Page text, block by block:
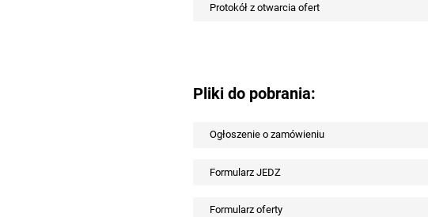
Protokół z otwarcia ofert
Pliki do pobrania:
Ogłoszenie o zamówieniu
Formularz JEDZ
Formularz oferty